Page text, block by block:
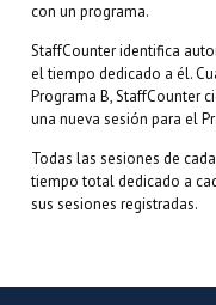
con un programa.
StaffCounter identifica
el tiempo dedicado a él.
Programa B, StaffCounter
una nueva sesión para el
Todas las sesiones de
tiempo total dedicado a
sus sesiones registradas.